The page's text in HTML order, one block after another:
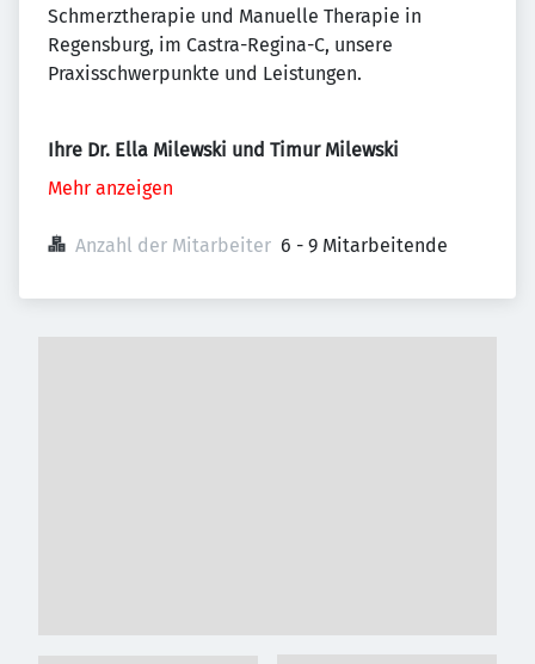
Schmerztherapie und Manuelle Therapie in
Regensburg, im Castra-Regina-C, unsere
Praxisschwerpunkte und Leistungen.
Ihre Dr. Ella Milewski und Timur Milewski
Mehr anzeigen
Anzahl der Mitarbeiter 6 - 9 Mitarbeitende